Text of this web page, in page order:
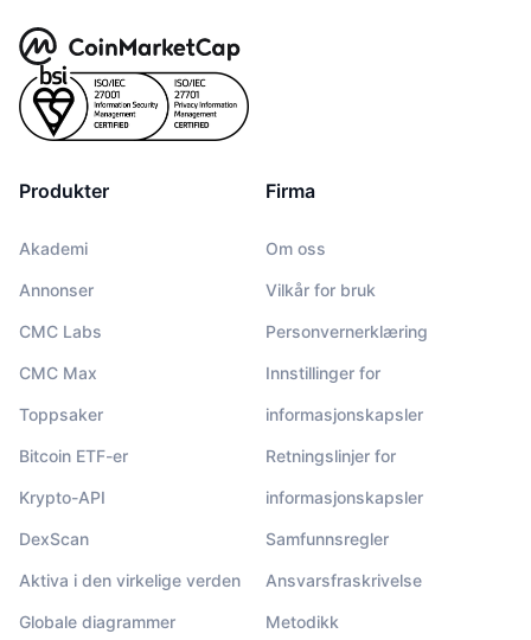
Produkter
Akademi
Annonser
CMC Labs
CMC Max
Toppsaker
Bitcoin ETF-er
Krypto-API
DexScan
Aktiva i den virkelige verden
Globale diagrammer
Firma
Om oss
Vilkår for bruk
Personvernerklæring
Innstillinger for
informasjonskapsler
Retningslinjer for
informasjonskapsler
Samfunnsregler
Ansvarsfraskrivelse
Metodikk